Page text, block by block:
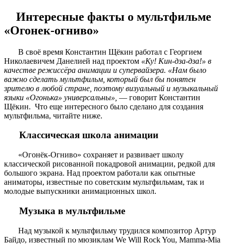
Интересные факты о мультфильме
«Огонек-огниво»
В своё время Константин Щёкин работал с Георгием
Николаевичем Данелией над проектом «Ку! Кин-дза-дза!» в
качестве режиссёра анимации и супервайзера. «Нам было
важно сделать мультфильм, который был бы понятен
зрителю в любой стране, поэтому визуальный и музыкальный
языки «Огонька» универсальны», — говорит Константин
Щёкин. Что еще интересного было сделано для создания
мультфильма, читайте ниже.
Классическая школа анимации
«Огонёк-Огниво» сохраняет и развивает школу
классической рисованной покадровой анимации, редкой для
большого экрана. Над проектом работали как опытные
аниматоры, известные по советским мультфильмам, так и
молодые выпускники анимационных школ.
Музыка в мультфильме
Над музыкой к мультфильму трудился композитор Артур
Байдо, известный по мюзиклам We Will Rock You, Mamma-Mia